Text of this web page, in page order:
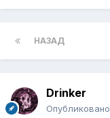
НАЗАД
Drinker
Опубликовано